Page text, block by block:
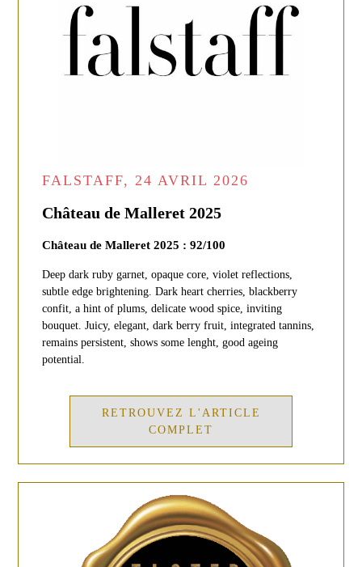
FALSTAFF, 24 AVRIL 2026
Château de Malleret 2025
Château de Malleret 2025 : 92/100
Deep dark ruby garnet, opaque core, violet reflections,
subtle edge brightening. Dark heart cherries, blackberry
confit, a hint of plums, delicate wood spice, inviting
bouquet. Juicy, elegant, dark berry fruit, integrated tannins,
remains persistent, shows some lenght, good ageing
potential.
RETROUVEZ L'ARTICLE
COMPLET